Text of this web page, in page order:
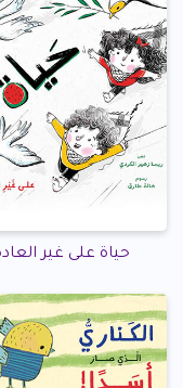
حياة على غير